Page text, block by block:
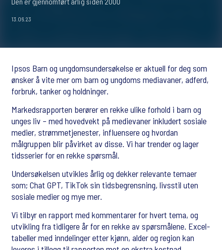
13.06.23
Ipsos Barn og ungdomsundersøkelse er aktuell for deg som
ønsker å vite mer om barn og ungdoms mediavaner, adferd,
forbruk, tanker og holdninger.
Markedsrapporten berører en rekke ulike forhold i barn og
unges liv – med hovedvekt på medievaner inkludert sosiale
medier, strømmetjenester, influensere og hvordan
målgruppen blir påvirket av disse. Vi har trender og lager
tidsserier for en rekke spørsmål.
Undersøkelsen utvikles årlig og dekker relevante temaer
som; Chat GPT, TikTok sin tidsbegrensning, livsstil uten
sosiale medier og mye mer.
Vi tilbyr en rapport med kommentarer for hvert tema, og
utvikling fra tidligere år for en rekke av spørsmålene. Excel-
tabeller med inndelinger etter kjønn, alder og region kan